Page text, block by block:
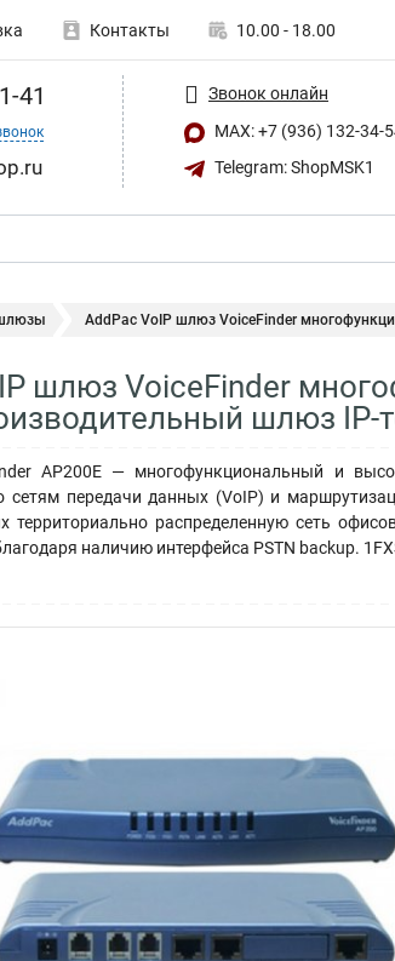
Контакты 10.00 - 18.00
41
Звонок онлайн
MAX: +7 (936) 132-34-
Telegram: ShopMSK1
AddPac VoIP шлюз VoiceFinder
шлюз VoiceFinder
шлюз IP-
AP200E — многофункциональный и
сетям передачи данных (VoIP) и
распределенную сеть
наличию интерфейса PSTN backup.